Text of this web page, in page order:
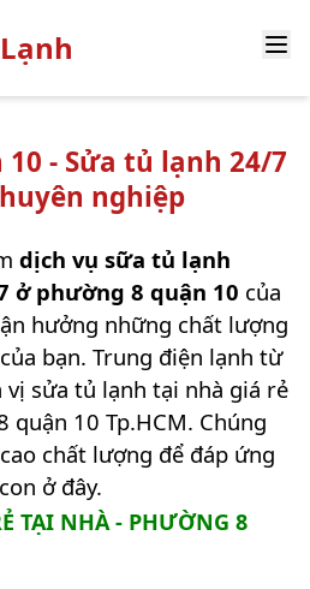
- Sửa tủ lạnh 24/7
nghiệp
dịch vụ sữa tủ lạnh
ở phường 8 quận 10 của
hưởng những chất lượng
bạn. Trung điện lạnh từ
sửa tủ lạnh tại nhà giá rẻ
quận 10 Tp.HCM. Chúng
chất lượng để đáp ứng
ở đây.
TẠI NHÀ - PHƯỜNG 8